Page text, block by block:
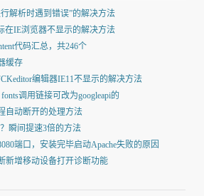
解析时遇到错误”的解决方法
在IE浏览器不显示的解决方法
代码汇总，共246个
缓存
编辑器IE11不显示的解决方法
调用链接可改为googleapi的
自动断开的处理方法
瞬间提速3倍的方法
端口，安装完毕启动Apache失败的原因
新增移动设备打开诊断功能